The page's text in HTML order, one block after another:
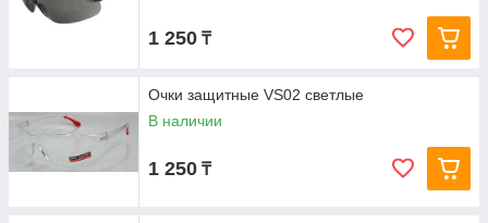
1 250 ₸
Очки защитные VS02 светлые
В наличии
1 250 ₸